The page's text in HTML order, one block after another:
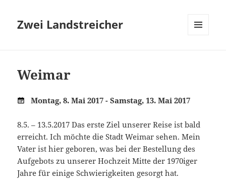
Zwei Landstreicher
Weimar
Montag, 8. Mai 2017 - Samstag, 13. Mai 2017
8.5. – 13.5.2017 Das erste Ziel unserer Reise ist bald
erreicht. Ich möchte die Stadt Weimar sehen. Mein
Vater ist hier geboren, was bei der Bestellung des
Aufgebots zu unserer Hochzeit Mitte der 1970iger
Jahre für einige Schwierigkeiten gesorgt hat.